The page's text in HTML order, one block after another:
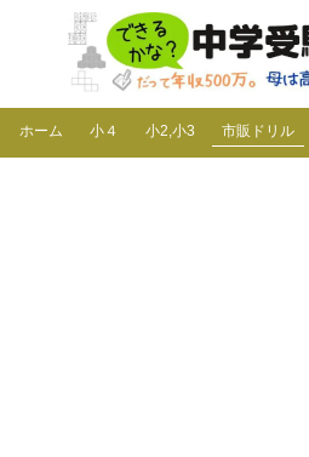
ホーム 小４ 小2,小3 市販ドリル